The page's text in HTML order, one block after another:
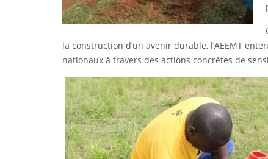
la construction d’un avenir durable, l’AEEMT
nationaux à travers des actions concrètes de